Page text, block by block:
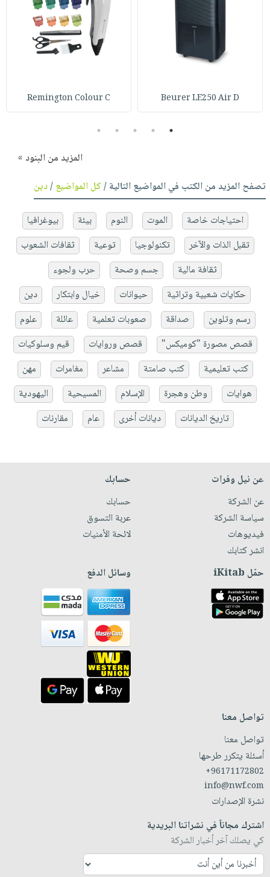
Beurer LE250 Air D
Remington Colour C
1
2
3
4
5
المزيد من البنود »
تصفح المزيد من الكتب في المواضيع التالية /كل المواضيع/دين
احتياجات خاصة الموت النوم بيئة
بيوغرافيا
تقبل الذات والآخر
تكنولوجيا توعية
ثقافات الشعوب
ثقافة مالية
جسم وصحة
حرب ولجوء
حكايات شعبية وتراثية
حيوانات خيال وابتكار
دين
رسم وتلوين
صداقة صعوبات تعلمية عائلة
علوم
قصص مصورة "كوميكس"
قصص وروايات
قيم وسلوكيات
كتب تعليمية
كتب صامتة مشاعر مغامرات
مهن
هوايات
وطن وهجرة الإسلام المسيحية
اليهودية
تاريخ الديانات
ديانات أخرى عام مقارنات
عن نيل وفرات
عن الشركة
سياسة الشركة
فيديوهات
انشر كتابك
حسابك
حسابك
عربة التسوق
لائحة الأمنيات
حمّل iKitab وسائل الدفع
تواصل معنا
تواصل معنا
أسئلة يتكرر طرحها
+96171172802
info@nwf.com
نشرة الإصدارات
اشترك مجاناً في نشراتنا البريدية
كي يصلك آخر أخبار الشركة